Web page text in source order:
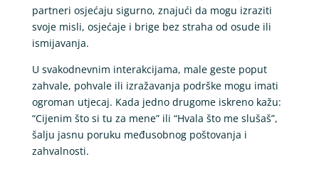
partneri osjećaju sigurno, znajući da mogu izraziti
svoje misli, osjećaje i brige bez straha od osude ili
ismijavanja.
U svakodnevnim interakcijama, male geste poput
zahvale, pohvale ili izražavanja podrške mogu imati
ogroman utjecaj. Kada jedno drugome iskreno kažu:
“Cijenim što si tu za mene” ili “Hvala što me slušaš”,
šalju jasnu poruku međusobnog poštovanja i
zahvalnosti.